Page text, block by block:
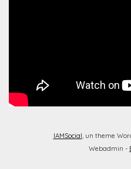
IAMSocial, un theme
Webadmin -